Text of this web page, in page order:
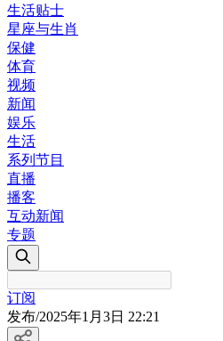
生活贴士
星座与生肖
保健
体育
视频
新闻
娱乐
生活
系列节目
直播
播客
互动新闻
专题
订阅
发布/2025年1月3日 22:21